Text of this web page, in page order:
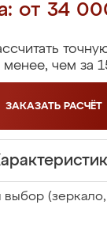
от 34
чем за
ЗАКАЗАТЬ РАСЧЁТ
выбор